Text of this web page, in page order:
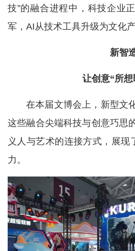
技”的融合进程中，科技企业
军，AI从技术工具升级为文化产
新智
让创意“所想
在本届文博会上，新型文
这些融合尖端科技与创意巧思
义人与艺术的连接方式，展现
力。